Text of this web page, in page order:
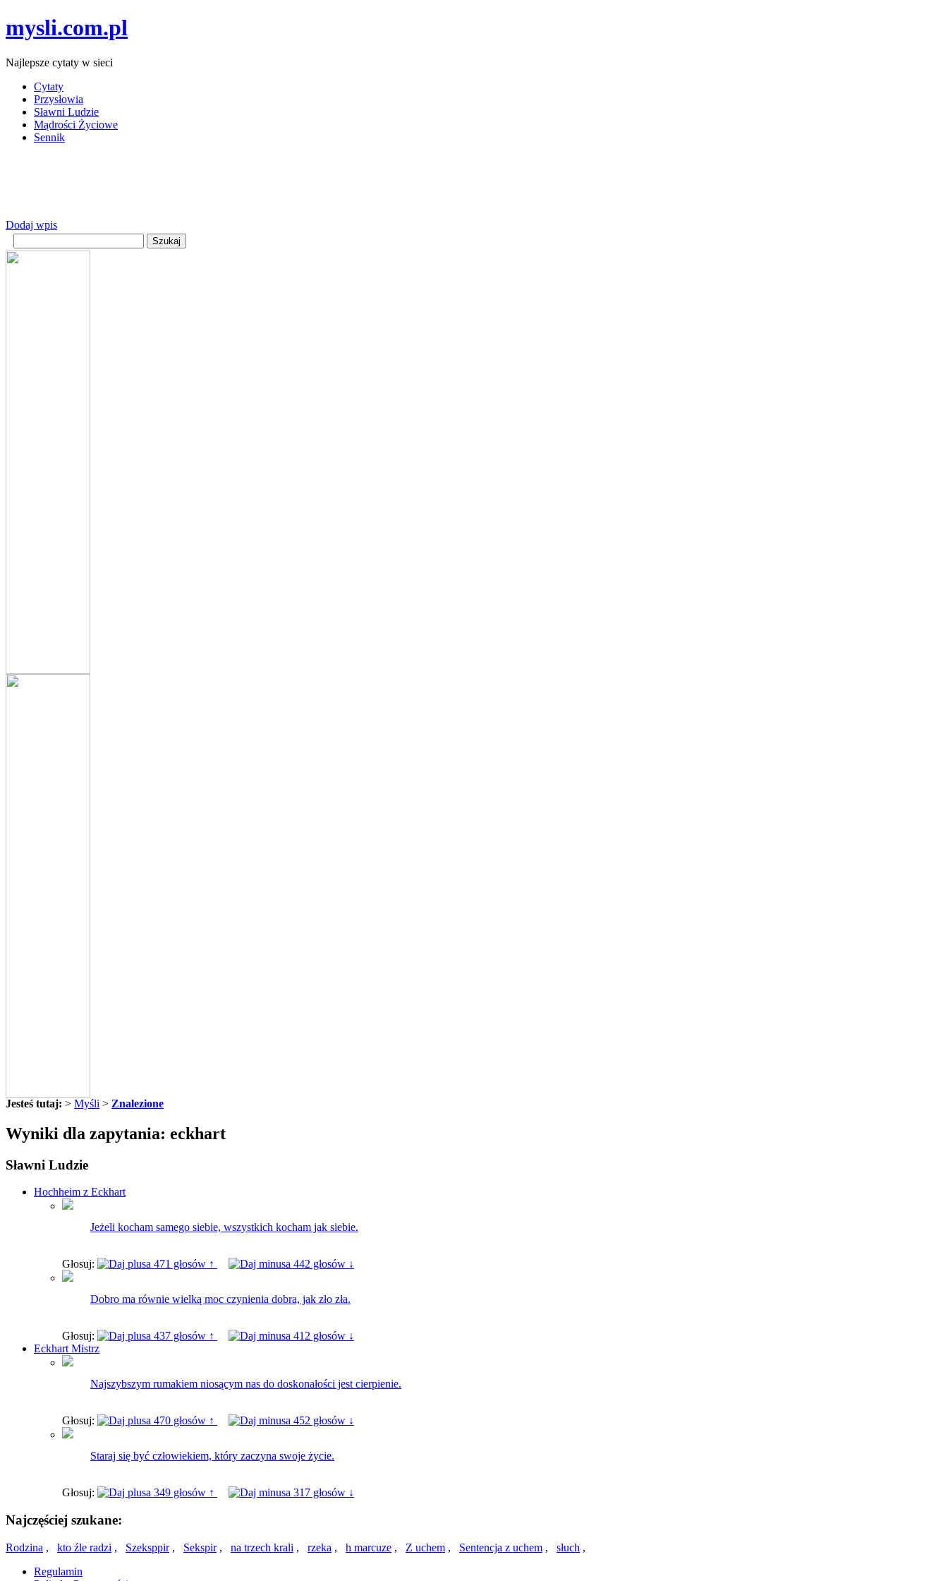
mysli.com.pl
Najlepsze cytaty w sieci
Cytaty
Przysłowia
Sławni Ludzie
Mądrości Życiowe
Sennik
Dodaj wpis
Jesteś tutaj: > Myśli > Znalezione
Wyniki dla zapytania: eckhart
Sławni Ludzie
Hochheim z Eckhart
Jeżeli kocham samego siebie, wszystkich kocham jak siebie.
Głosuj: 471 głosów ↑ 442 głosów ↓
Dobro ma równie wielką moc czynienia dobra, jak zło zła.
Głosuj: 437 głosów ↑
412 głosów ↓
Eckhart Mistrz
Najszybszym rumakiem niosącym nas do doskonałości jest cierpienie.
Głosuj: 470 głosów ↑ 452 głosów ↓
Staraj się być człowiekiem, który zaczyna swoje życie.
Głosuj: 349 głosów ↑ 317 głosów ↓
Najczęściej szukane:
Rodzina , kto źle radzi , Szeksppir, Sekspir, na trzech krali , rzeka , h marcuze , Z uchem , Sentencja z uchem , słuch ,
Regulamin